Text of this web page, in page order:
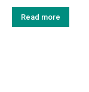
Read more